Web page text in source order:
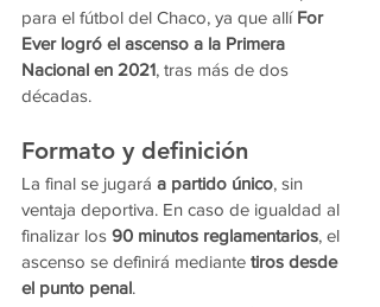
para el fútbol del Chaco, ya que allí For
Ever logró el ascenso a la Primera
Nacional en 2021, tras más de dos
décadas.
Formato y definición
La final se jugará a partido único, sin
ventaja deportiva. En caso de igualdad al
finalizar los 90 minutos reglamentarios, el
ascenso se definirá mediante tiros desde
el punto penal.